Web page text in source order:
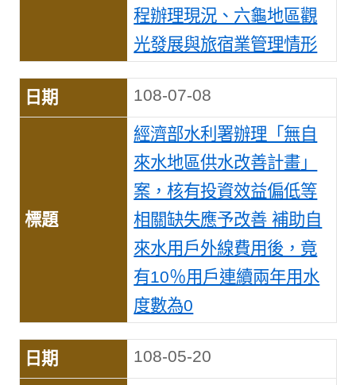
程辦理現況、六龜地區觀
光發展與旅宿業管理情形
108-07-08
經濟部水利署辦理「無自
來水地區供水改善計畫」
案，核有投資效益偏低等
相關缺失應予改善 補助自
來水用戶外線費用後，竟
有10％用戶連續兩年用水
度數為0
108-05-20